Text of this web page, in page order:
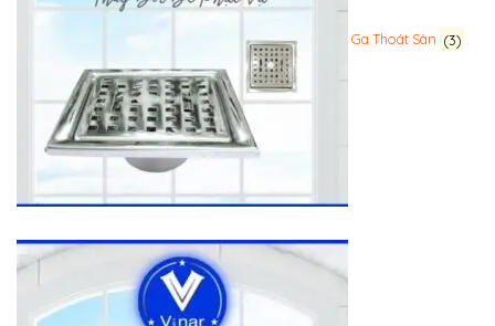
Ga Thoát Sàn (3)